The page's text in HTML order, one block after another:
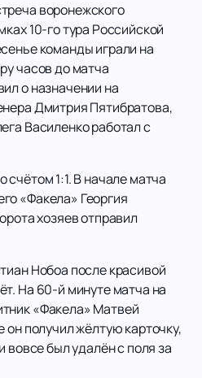
воронежского
10-го тура Российской
команды играли на
часов до матча
о назначении на
Дмитрия Пятибратова,
Василенко работал с
1:1. В начале матча
«Факела» Георгия
хозяев отправил
Нобоа после красивой
На 60-й минуте матча на
«Факела» Матвей
получил жёлтую карточку,
вовсе был удалён с поля за